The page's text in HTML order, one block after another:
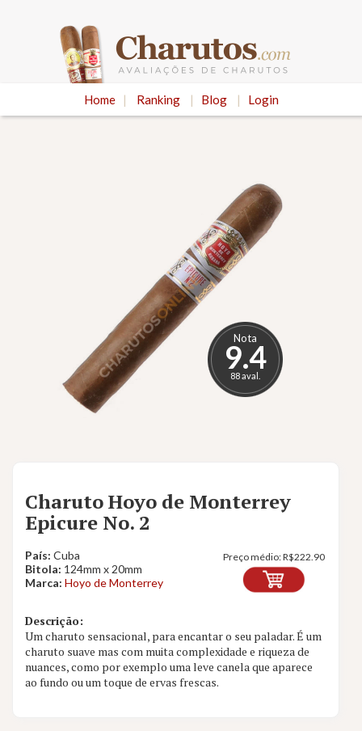
Home | Ranking | Blog | Login
Nota
9.4
88 aval.
Charuto Hoyo de Monterrey
Epicure No. 2
País: Cuba
Bitola: 124mm x 20mm
Marca: Hoyo de Monterrey
Preço médio:R$222.90
Descrição:
Um charuto sensacional, para encantar o seu paladar. É um
charuto suave mas com muita complexidade e riqueza de
nuances, como por exemplo uma leve canela que aparece
ao fundo ou um toque de ervas frescas.